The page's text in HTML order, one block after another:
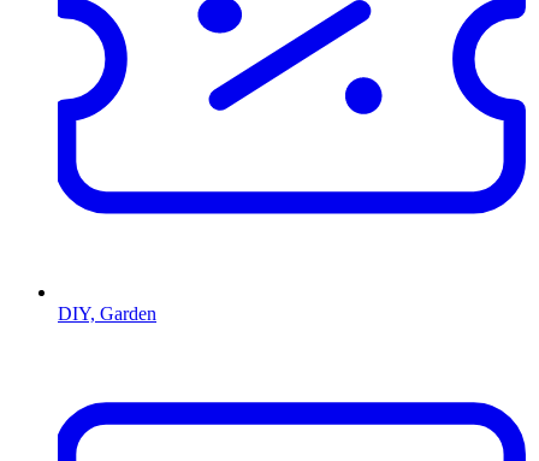
DIY, Garden